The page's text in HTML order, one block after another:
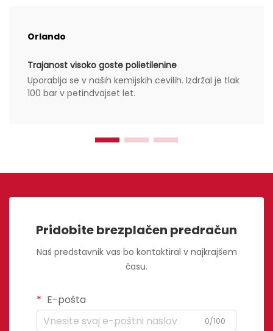
Orlando
Trajanost visoko goste polietilenine
Uporablja se v naših kemijskih cevilih. Izdržal je tlak
100 bar v petindvajset let.
Pridobite brezplačen predračun
Naš predstavnik vas bo kontaktiral v najkrajšem
času.
E-pošta
0/100